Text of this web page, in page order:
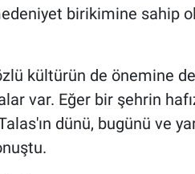
birikimine sahip
kültürün de önemine
var. Eğer bir şehrin
dünü, bugünü ve